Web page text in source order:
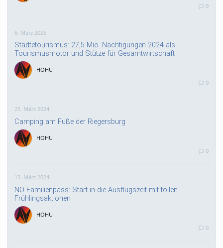
0
6. März 2025
Städtetourismus: 27,5 Mio. Nächtigungen 2024 als
Tourismusmotor und Stütze für Gesamtwirtschaft
HOHU
0
25. März 2024
Camping am Fuße der Riegersburg
HOHU
0
13. März 2024
NÖ Familienpass: Start in die Ausflugszeit mit tollen
Frühlingsaktionen
HOHU
0